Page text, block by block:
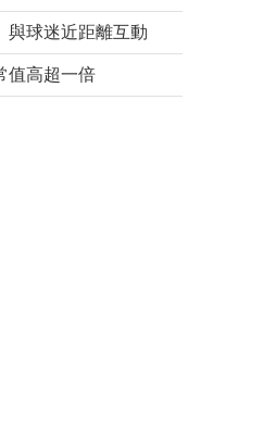
球迷近距離互動
值高超一倍